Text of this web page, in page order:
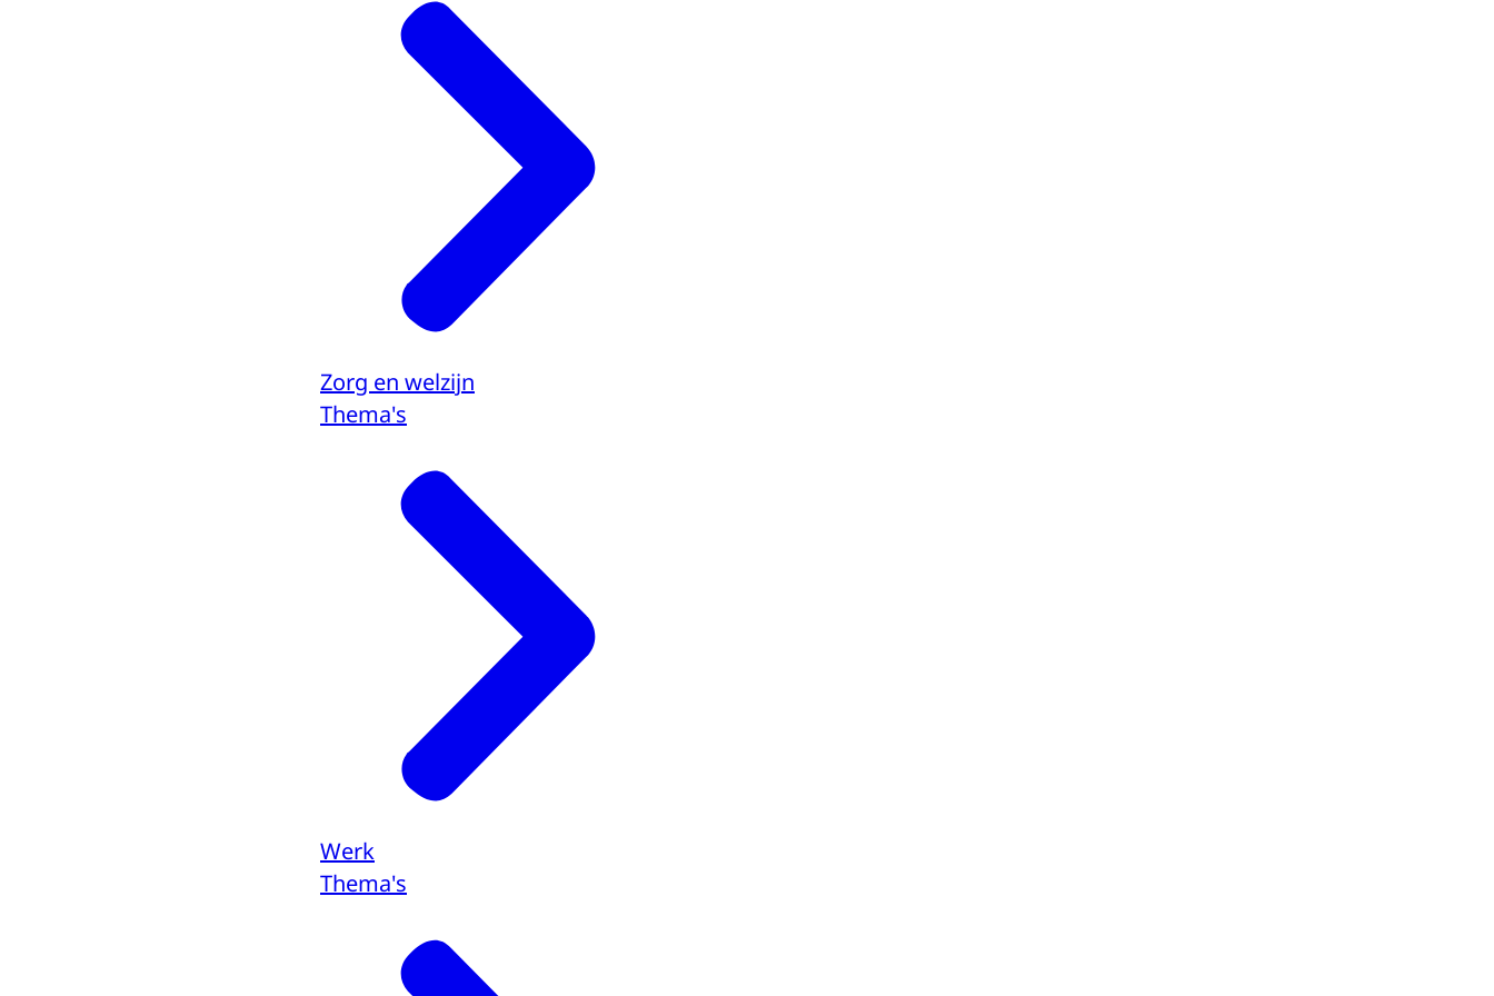
Zorg en welzijn
Thema's
Werk
Thema's